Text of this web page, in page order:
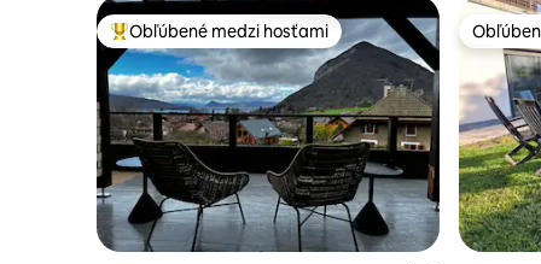
Najobľúbenejšie medzi hosťami
Obľúbené medzi hosťami